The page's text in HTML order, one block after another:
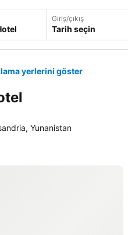
Giriş/çıkış
Tarih seçin
yerlerini göster
Yunanistan